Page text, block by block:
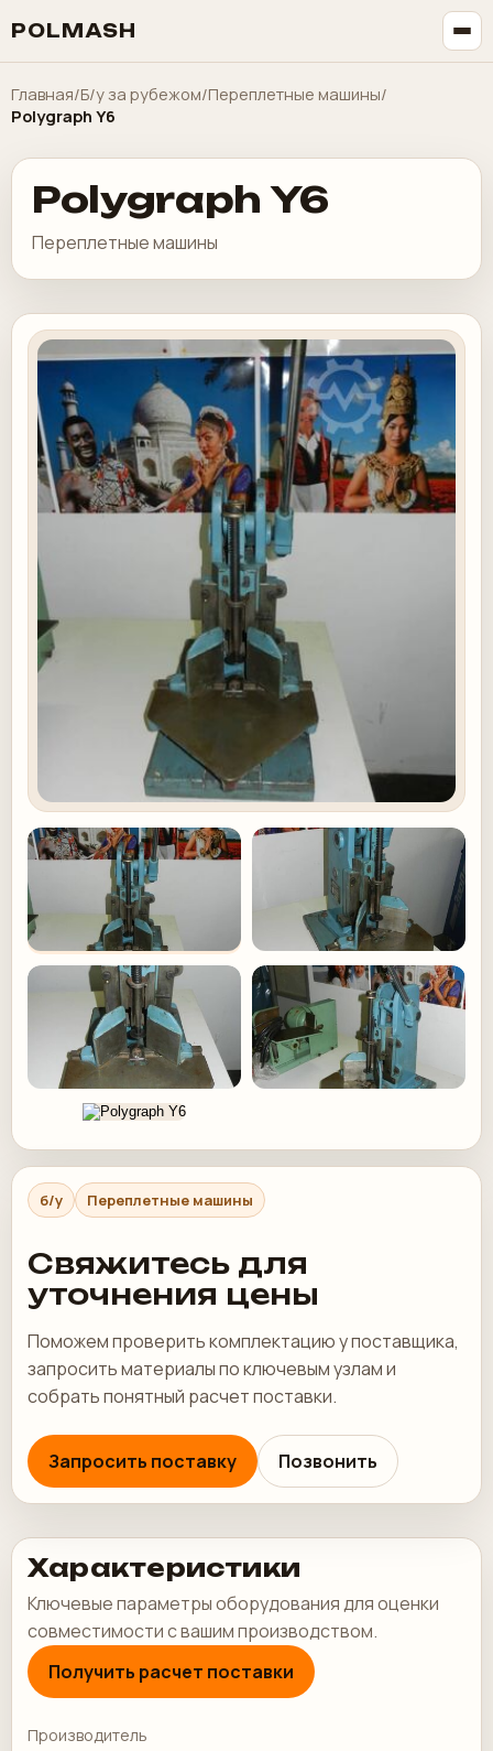
POLMASH
Главная/Б/у за рубежом/Переплетные машины/
Polygraph Y6
Polygraph Y6
Переплетные машины
б/у Переплетные машины
Свяжитесь для
уточнения цены
Поможем проверить комплектацию у поставщика,
запросить материалы по ключевым узлам и
собрать понятный расчет поставки.
Запросить поставку Позвонить
Характеристики
Ключевые параметры оборудования для оценки
совместимости с вашим производством.
Получить расчет поставки
Производитель